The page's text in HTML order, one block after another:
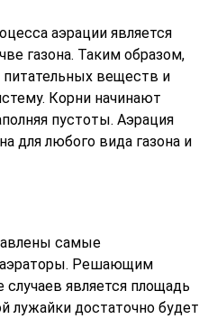
аэрации является
газона. Таким образом,
веществ и
Корни начинают
пустоты. Аэрация
для любого вида газона и
самые
аэраторы. Решающим
является площадь
лужайки достаточно будет